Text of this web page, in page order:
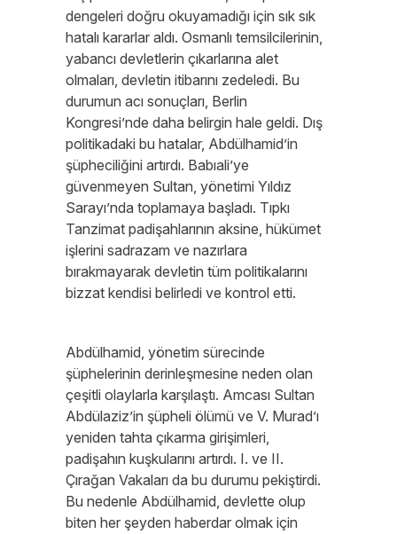
dengeleri doğru okuyamadığı için sık sık
hatalı kararlar aldı. Osmanlı temsilcilerinin,
yabancı devletlerin çıkarlarına alet
olmaları, devletin itibarını zedeledi. Bu
durumun acı sonuçları, Berlin
Kongresi’nde daha belirgin hale geldi. Dış
politikadaki bu hatalar, Abdülhamid’in
şüpheciliğini artırdı. Babıali’ye
güvenmeyen Sultan, yönetimi Yıldız
Sarayı’nda toplamaya başladı. Tıpkı
Tanzimat padişahlarının aksine, hükümet
işlerini sadrazam ve nazırlara
bırakmayarak devletin tüm politikalarını
bizzat kendisi belirledi ve kontrol etti.
Abdülhamid, yönetim sürecinde
şüphelerinin derinleşmesine neden olan
çeşitli olaylarla karşılaştı. Amcası Sultan
Abdülaziz’in şüpheli ölümü ve V. Murad’ı
yeniden tahta çıkarma girişimleri,
padişahın kuşkularını artırdı. I. ve II.
Çırağan Vakaları da bu durumu pekiştirdi.
Bu nedenle Abdülhamid, devlette olup
biten her şeyden haberdar olmak için